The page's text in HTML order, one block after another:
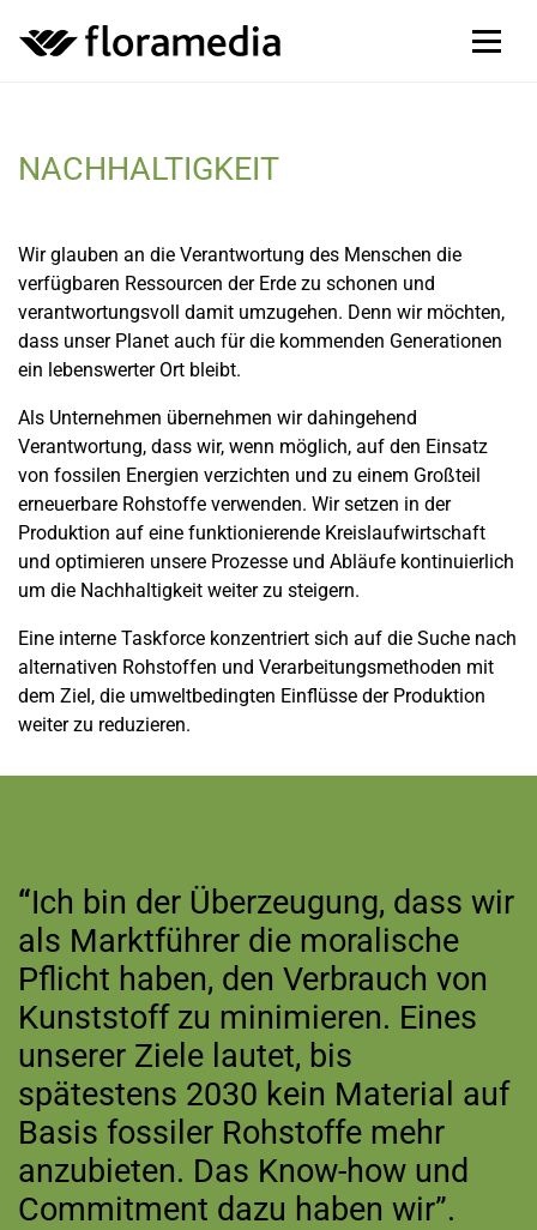
NACHHALTIGKEIT
Wir glauben an die Verantwortung des Menschen die
verfügbaren Ressourcen der Erde zu schonen und
verantwortungsvoll damit umzugehen. Denn wir möchten,
dass unser Planet auch für die kommenden Generationen
ein lebenswerter Ort bleibt.
Als Unternehmen übernehmen wir dahingehend
Verantwortung, dass wir, wenn möglich, auf den Einsatz
von fossilen Energien verzichten und zu einem Großteil
erneuerbare Rohstoffe verwenden. Wir setzen in der
Produktion auf eine funktionierende Kreislaufwirtschaft
und optimieren unsere Prozesse und Abläufe kontinuierlich
um die Nachhaltigkeit weiter zu steigern.
Eine interne Taskforce konzentriert sich auf die Suche nach
alternativen Rohstoffen und Verarbeitungsmethoden mit
dem Ziel, die umweltbedingten Einflüsse der Produktion
weiter zu reduzieren.
“Ich bin der Überzeugung, dass wir
als Marktführer die moralische
Pflicht haben, den Verbrauch von
Kunststoff zu minimieren. Eines
unserer Ziele lautet, bis
spätestens 2030 kein Material auf
Basis fossiler Rohstoffe mehr
anzubieten. Das Know-how und
Commitment dazu haben wir”.